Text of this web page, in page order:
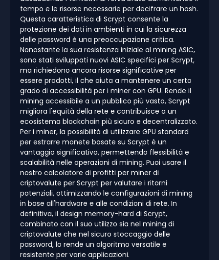
tempo e le risorse necessarie per decifrare un hash.
Questa caratteristica di Scrypt consente la
protezione dei dati in ambienti in cui la sicurezza
delle password è una preoccupazione critica.
Nonostante la sua resistenza iniziale al mining ASIC,
sono stati sviluppati nuovi ASIC specifici per Scrypt,
ma richiedono ancora risorse significative per
essere prodotti, il che aiuta a mantenere un certo
grado di accessibilità per i miner con GPU. Rende il
mining accessibile a un pubblico più vasto, Scrypt
migliora l'equità della rete e contribuisce a un
ecosistema blockchain più sicuro e decentralizzato.
Per i miner, la possibilità di utilizzare GPU standard
per estrarre monete basate su Scrypt è un
vantaggio significativo, permettendo flessibilità e
scalabilità nelle operazioni di mining. Puoi usare il
nostro calcolatore di profitti per miner di
criptovalute per Scrypt per valutare i ritorni
potenziali, ottimizzando le configurazioni di mining
in base all'hardware e alle condizioni di rete. In
definitiva, il design memory-hard di Scrypt,
combinato con il suo utilizzo sia nel mining di
criptovalute che nel sicuro stoccaggio delle
password, lo rende un algoritmo versatile e
resistente per varie applicazioni.